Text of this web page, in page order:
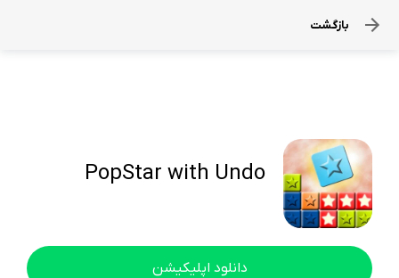
بازگشت
PopStar with Undo
دانلود اپلیکیشن